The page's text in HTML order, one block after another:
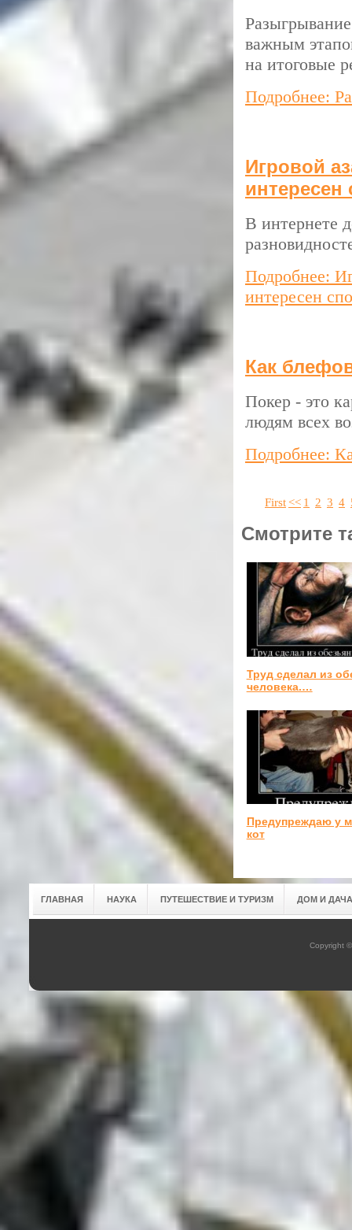
важным
на итоговые
Подробнее:
Игровой
интересен
В интернете
Подробнее:
интересен
Как
Покер - это
людям всех
Подробнее:
First<< 1 2 3 4
Смотрите
Труд сделал из
человека.…
Предупреждаю у
кот
ГЛАВНАЯ НАУКА ПУТЕШЕСТВИЕ И ТУРИЗМ ДОМ И ДАЧА
Copyright